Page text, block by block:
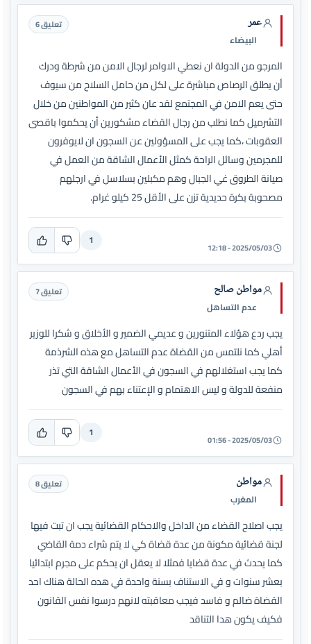
عمر
البيضاء
تعليق 6
المرجو من الدولة ان نعطي الاوامر لرجال الامن من شرطة ودرك
أن يطلق الرصاص مباشرة على لكل من حامل السلاح من سيوف
حتى يعم الامن في المجتمع لقد عان كثير من المواطنين من خلال
التشرميل كما نطلب من رجال القضاء مشكورين أن يحكموا باقصى
العقوبات ،كما يجب على المسؤولين عن السجون ان لايوفرون
للمجرمين وسائل الراحة كمثل الأعمال الشاقة من العمل في
صيانة الطروق غي الجبال وهم مكبلين بسلاسل في ارجلهم
مصحوبة بكرة حديدية تزن على الأقل 25 كيلو غرام.
2025/05/03 - 12:18
1
مواطن صالح
عدم التساهل
تعليق 7
يجب ردع هؤلاء المتنورين و عديمي الضمير و الأخلاق و شكرا للوزير
أهلي كما نلتمس من القضاة عدم التساهل مع هذه الشرذمة
كما يجب استغلالهم في السجون في الأعمال الشاقة التي تذر
منفعة للدولة و ليس الاهتمام و الإعتناء بهم في السجون
2025/05/03 - 01:56
1
مواطن
المغرب
تعليق 8
يجب اصلاح القضاء من الداخل والاحكام القضائية يجب ان تبت فيها
لجنة قضائية مكونة من عدة قضاة كي لا يتم شراء دمة القاضي
كما يحدث في عدة قضايا فمثلا لا يعقل ان يحكم على مجرم ابتدائيا
بعشر سنوات و في الاستناف بسنة واحدة في هده الحالة هناك احد
القضاة ضالم و فاسد فيجب معاقبته لانهم درسوا نفس القانون
فكيف يكون هدا التناقد